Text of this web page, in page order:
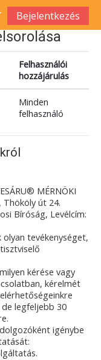
Bejelentkezés
Felhasználói
hozzájárulás
Minden
felhasználó
MÉRNÖKI
Thököly út 24.
Bíróság, Levélcím:
tevékenységet,
kérése vagy
kérelmét
de legfeljebb 30
igénybe